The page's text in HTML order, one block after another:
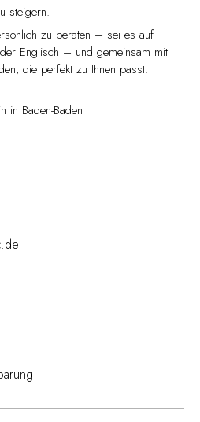
steigern.
zu beraten – sei es auf
Englisch – und gemeinsam mit
die perfekt zu Ihnen passt.
in Baden-Baden